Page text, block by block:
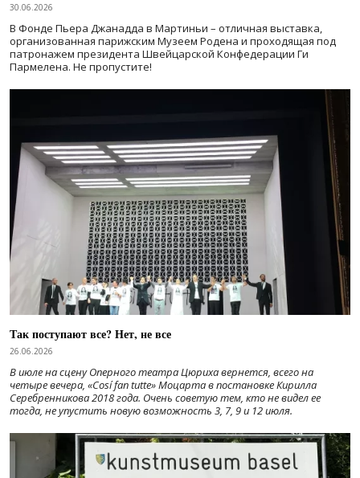
30.06.2026
В Фонде Пьера Джанадда в Мартиньи – отличная выставка,
организованная парижским Музеем Родена и проходящая под
патронажем президента Швейцарской Конфедерации Ги
Пармелена. Не пропустите!
Так поступают все? Нет, не все
26.06.2026
В июле на сцену Оперного театра Цюриха вернется, всего на
четыре вечера, «Cosí fan tutte» Моцарта в постановке Кирилла
Серебренникова 2018 года. Очень советую тем, кто не видел ее
тогда, не упустить новую возможность 3, 7, 9 и 12 июля.